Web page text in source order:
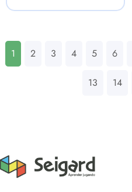
1 2 3 4 5 6
13 14